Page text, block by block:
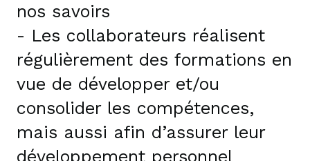
nos savoirs
- Les collaborateurs réalisent
régulièrement des formations en
vue de développer et/ou
consolider les compétences,
mais aussi afin d’assurer leur
développement personnel